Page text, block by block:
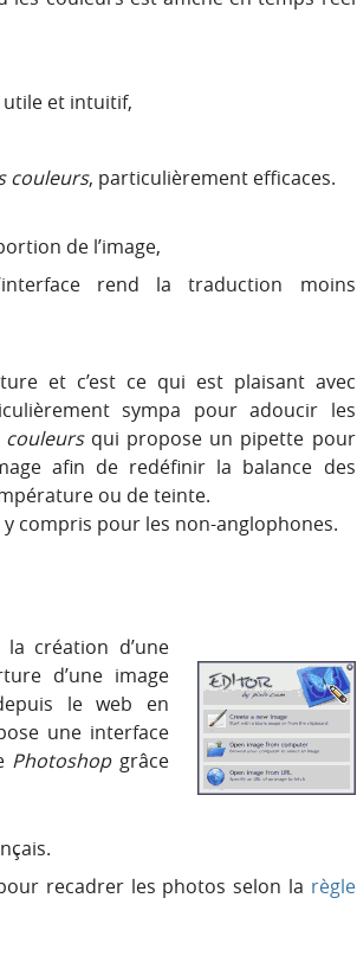
utile et intuitif,
couleurs, particulièrement efficaces.
de l’image,
rend la traduction moins
et c’est ce qui est plaisant avec
sympa pour adoucir les
qui propose un pipette pour
afin de redéfinir la balance des
ou de teinte.
compris pour les non-anglophones.
création d’une
d’une image
le web en
une interface
Photoshopgrâce
recadrer les photos selon la règle